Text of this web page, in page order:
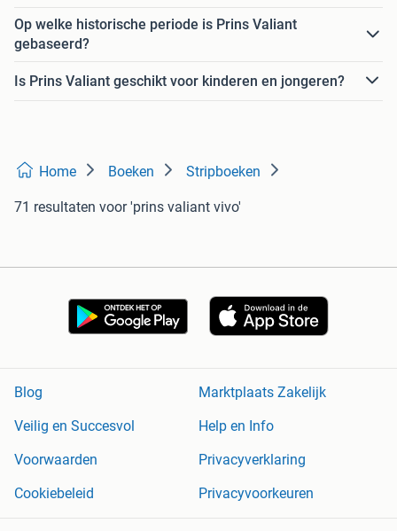
Op welke historische periode is Prins Valiant
gebaseerd?
Is Prins Valiant geschikt voor kinderen en jongeren?
Home Boeken Stripboeken
71 resultaten voor 'prins valiant vivo'
Blog
Marktplaats Zakelijk
Veilig en Succesvol
Help en Info
Voorwaarden
Privacyverklaring
Cookiebeleid
Privacyvoorkeuren